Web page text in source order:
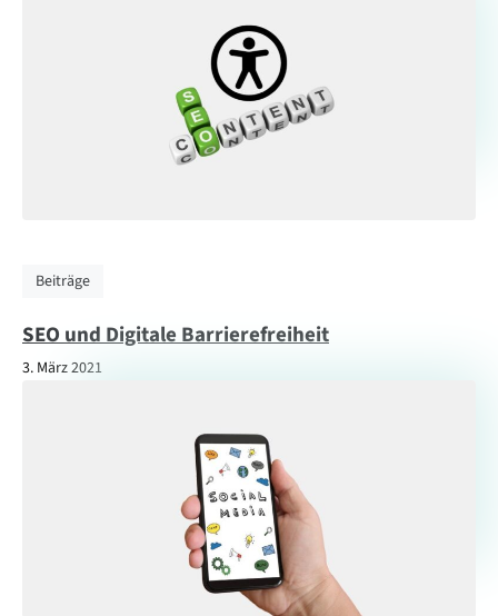
Beiträge
SEO und Digitale Barrierefreiheit
3. März 2021